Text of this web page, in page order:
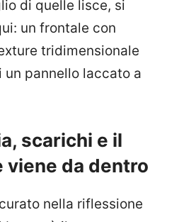
di quelle lisce, si
un frontale con
tridimensionale
un pannello laccato a
scarichi e il
viene da dentro
nella riflessione